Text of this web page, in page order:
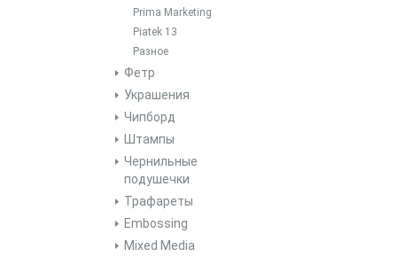
Prima Marketing
Piatek 13
Разное
Фетр
Украшения
Чипборд
Штампы
Чернильные
подушечки
Трафареты
Embossing
Mixed Media